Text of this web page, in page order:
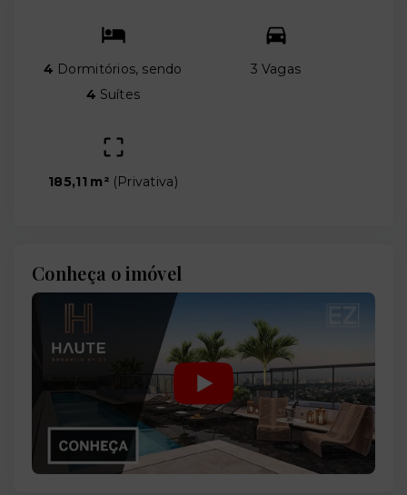
4 Dormitórios, sendo
4 Suítes
3 Vagas
185,11 m² ( Privativa)
Conheça o imóvel